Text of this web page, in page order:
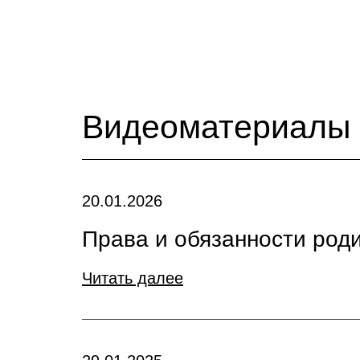
Видеоматериалы
20.01.2026
Права и обязанности
Читать далее